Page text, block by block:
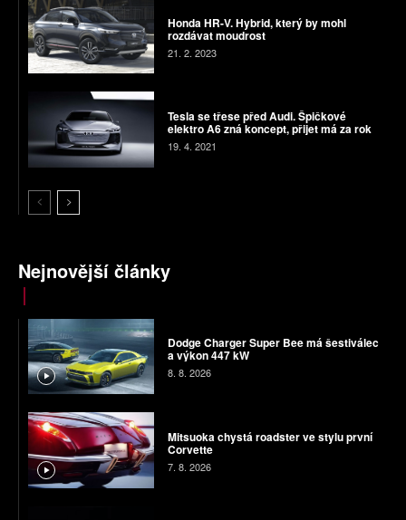
Honda HR-V. Hybrid, který by mohl
rozdávat moudrost
21. 2. 2023
Tesla se třese před Audi. Špičkové
elektro A6 zná koncept, přijet má za rok
19. 4. 2021
Nejnovější články
Dodge Charger Super Bee má šestiválec
a výkon 447 kW
8. 8. 2026
Mitsuoka chystá roadster ve stylu první
Corvette
7. 8. 2026